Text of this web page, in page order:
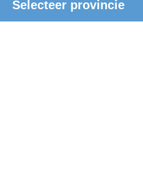
Selecteer provincie